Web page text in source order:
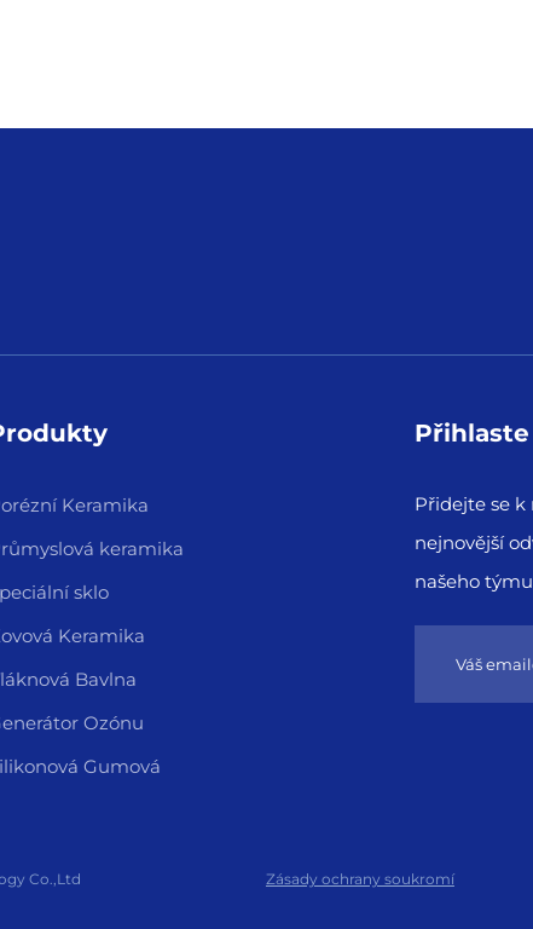
Keramika
keramika
sklo
Keramika
Bavlna
Ozónu
Gumová
Přidejte se
nejnovější
našeho
Co.,Ltd Zásady ochrany soukromí